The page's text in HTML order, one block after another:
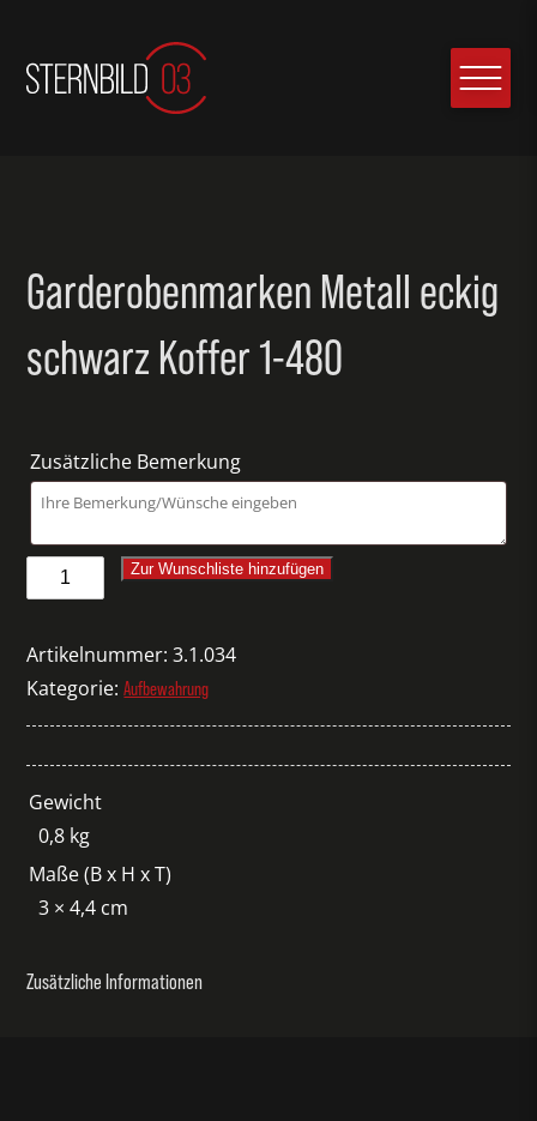
Garderobenmarken Metall eckig
schwarz Koffer 1-480
Zusätzliche Bemerkung
Garderobenmarken
Metall
Koffer
480
Menge
Zur Wunschliste hinzufügen
Artikelnummer:3.1.034
Kategorie:Aufbewahrung
Gewicht
0,8 kg
Maße (B x H x T)
3 × 4,4 cm
Zusätzliche Informationen